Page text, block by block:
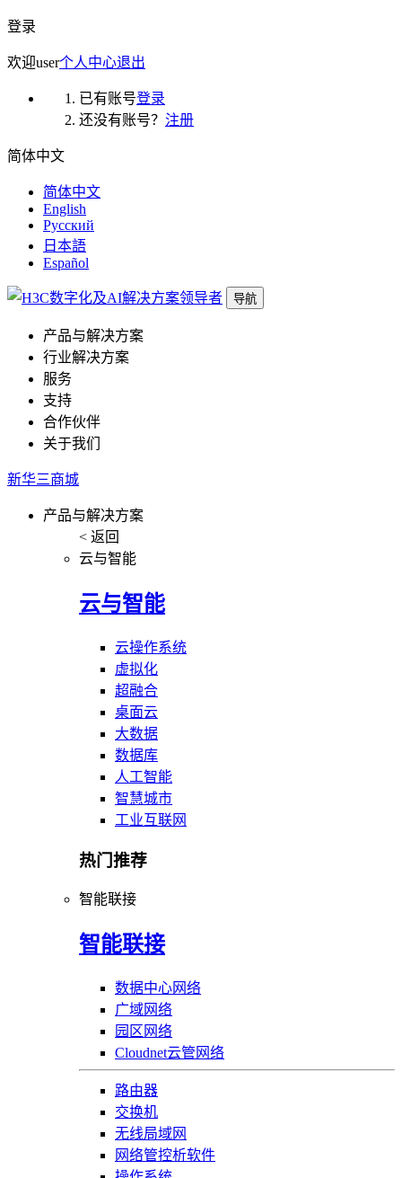
登录
欢迎user个人中心退出
已有账号登录
还没有账号？ 注册
简体中文
简体中文
English
Русский
日本語
Español
导航
产品与解决方案
行业解决方案
服务
支持
合作伙伴
关于我们
新华三商城
产品与解决方案
< 返回
云与智能
云与智能
云操作系统
虚拟化
超融合
桌面云
大数据
数据库
人工智能
智慧城市
工业互联网
热门推荐
智能联接
智能联接
数据中心网络
广域网络
园区网络
Cloudnet云管网络
路由器
交换机
无线局域网
网络管控析软件